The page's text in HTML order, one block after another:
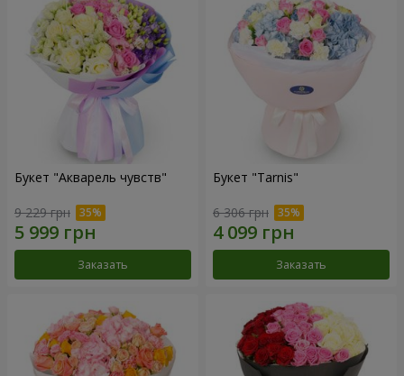
Букет "Акварель чувств"
9 229 грн
Заказать
Букет "Tarnis"
6 306 грн
Заказать